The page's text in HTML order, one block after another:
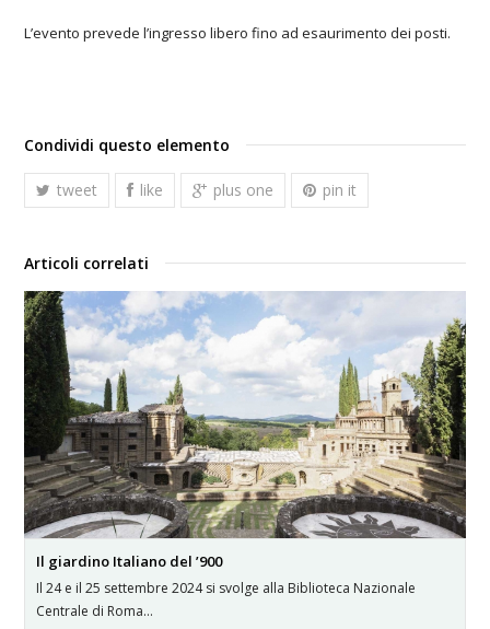
L’evento prevede l’ingresso libero fino ad esaurimento dei posti.
Condividi questo elemento
tweet like plus one pin it
Articoli correlati
Il giardino Italiano del ’900
Il 24 e il 25 settembre 2024 si svolge alla Biblioteca Nazionale
Centrale di Roma…